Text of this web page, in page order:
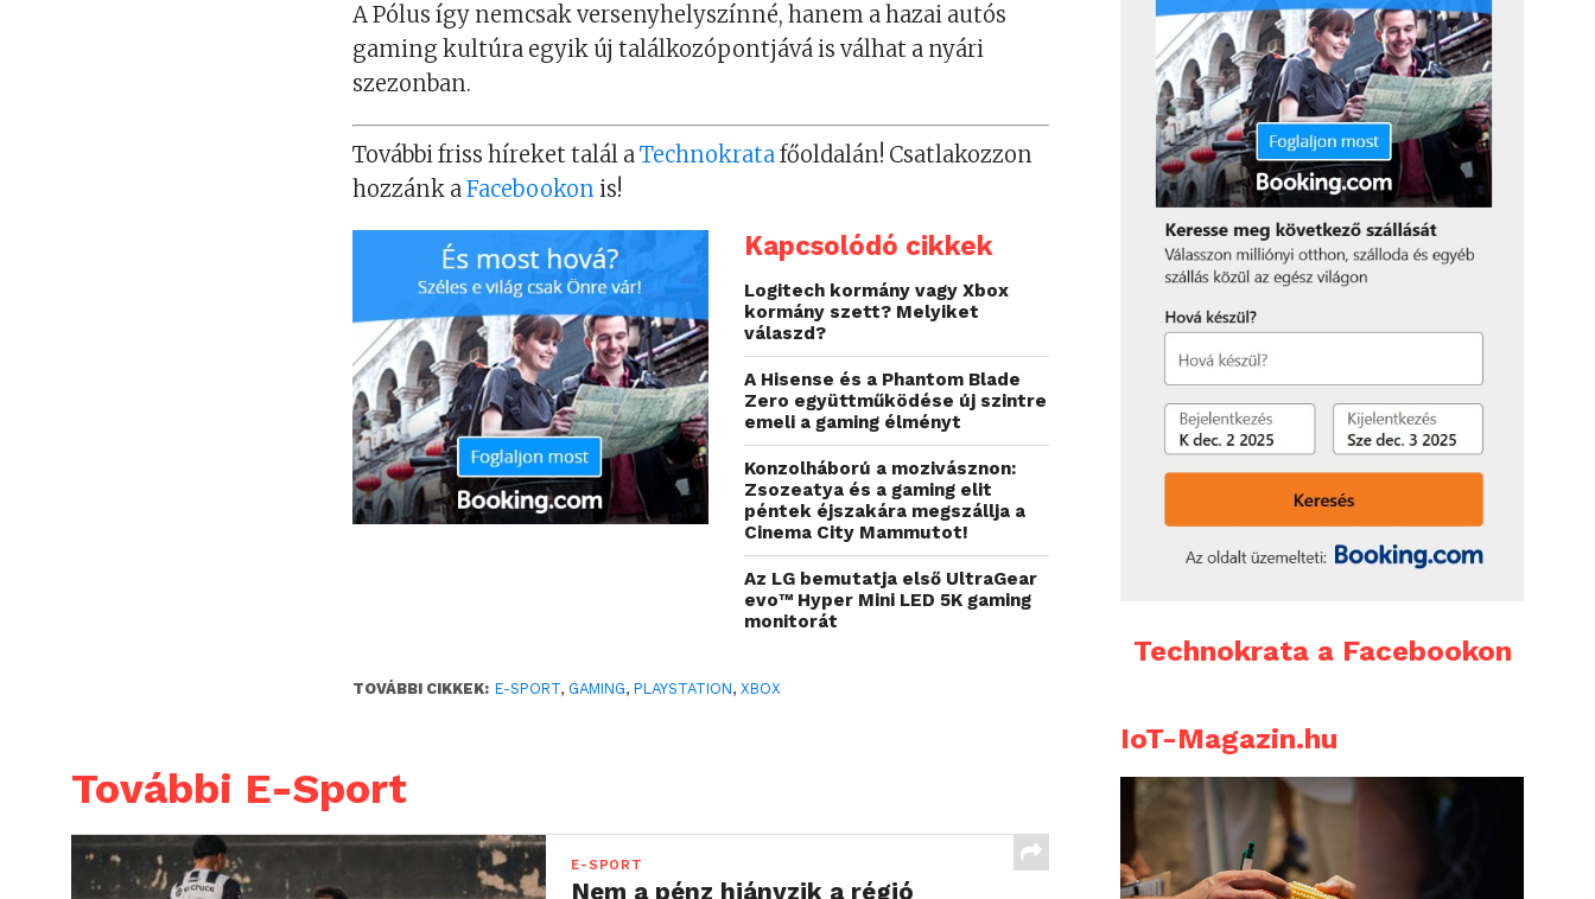
A Pólus így nemcsak versenyhelyszínné, hanem a hazai autós
gaming kultúra egyik új találkozópontjává is válhat a nyári
szezonban.
További friss híreket talál aTechnokratafőoldalán! Csatlakozzon
hozzánk aFacebookon is!
Kapcsolódó cikkek
Logitech kormány vagy Xbox
kormány szett? Melyiket
válaszd?
A Hisense és a Phantom Blade
Zero együttműködése új szintre
emeli a gaming élményt
Konzolháború a mozivásznon:
Zsozeatya és a gaming elit
péntek éjszakára megszállja a
Cinema City Mammutot!
Az LG bemutatja első UltraGear
evo™ Hyper Mini LED 5K gaming
monitorát
TOVÁBBI CIKKEK: E-SPORT, GAMING,PLAYSTATION,XBOX
További E-Sport
E-SPORT
Nem a pénz hiányzik a régió
Technokrata a Facebookon
IoT-Magazin.hu